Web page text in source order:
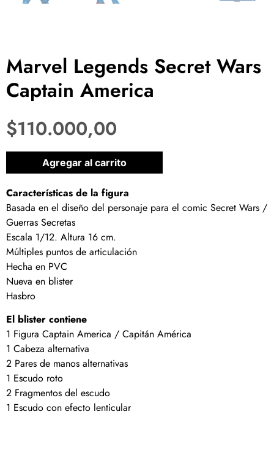
Marvel Legends Secret Wars
Captain America
$110.000,00
1 disponibles
Agregar al carrito
Características de la figura
Basada en el diseño del personaje para el comic Secret Wars /
Guerras Secretas
Escala 1/12. Altura 16 cm.
Múltiples puntos de articulación
Hecha en PVC
Nueva en blister
Hasbro
El blister contiene
1 Figura Captain America / Capitán América
1 Cabeza alternativa
2 Pares de manos alternativas
1 Escudo roto
2 Fragmentos del escudo
1 Escudo con efecto lenticular